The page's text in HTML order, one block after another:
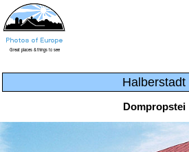
Halberstadt
Dompropstei